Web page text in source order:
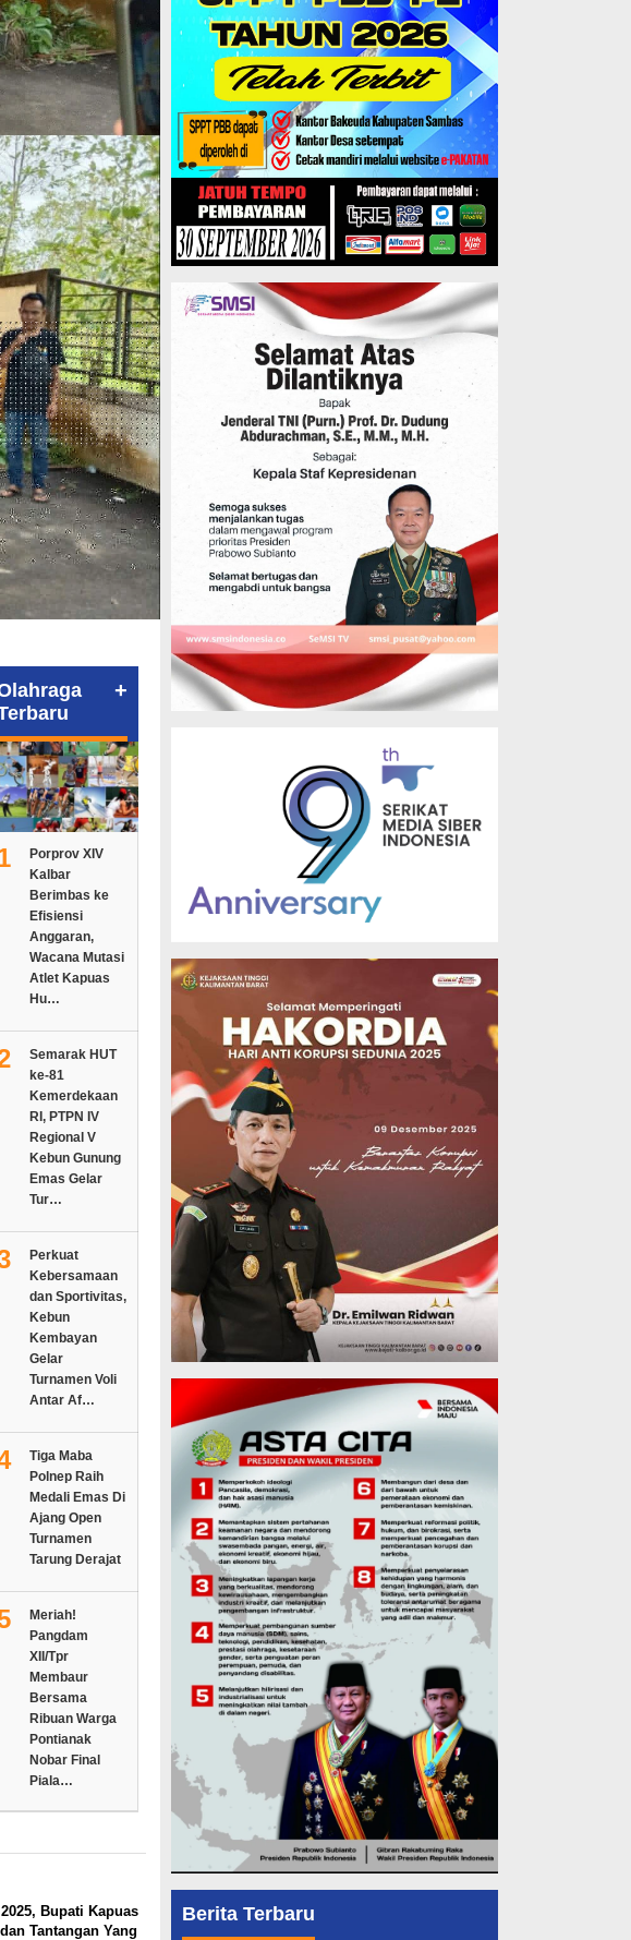
+
Porprov XIV
Kalbar
Berimbas ke
Efisiensi
Anggaran,
Wacana Mutasi
Atlet Kapuas
Hu…
Semarak HUT
ke-81
Kemerdekaan
RI, PTPN IV
Regional V
Kebun Gunung
Emas Gelar
Tur…
Perkuat
Kebersamaan
dan Sportivitas,
Kebun
Kembayan
Gelar
Turnamen Voli
Antar Af…
Tiga Maba
Polnep Raih
Medali Emas Di
Ajang Open
Turnamen
Tarung Derajat
Meriah!
Pangdam
XII/Tpr
Membaur
Bersama
Ribuan Warga
Pontianak
Nobar Final
Piala…
Bupati Kapuas
Tantangan Yang
Berita Terbaru